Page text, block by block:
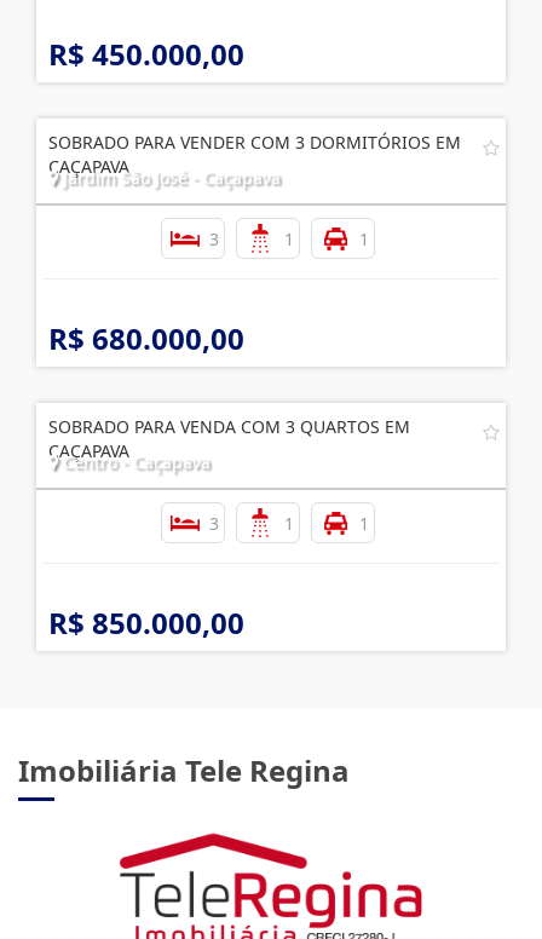
R$ 450.000,00
SOBRADO PARA VENDER COM 3 DORMITÓRIOS EM
CAÇAPAVA
Jardim São José - Caçapava
3 1 1
R$ 680.000,00
SOBRADO PARA VENDA COM 3 QUARTOS EM
CAÇAPAVA
Centro - Caçapava
3 1 1
R$ 850.000,00
Imobiliária Tele Regina